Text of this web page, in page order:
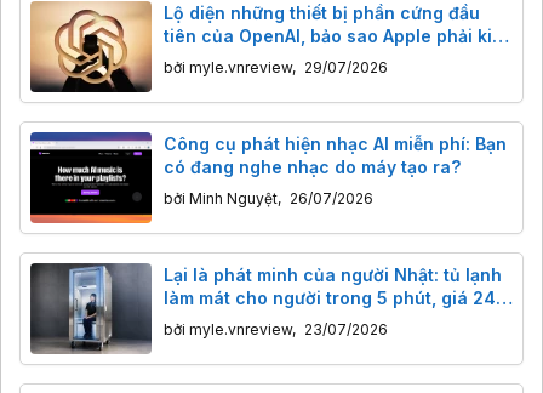
Lộ diện những thiết bị phần cứng đầu
tiên của OpenAI, bảo sao Apple phải kiện
gấp
bởi myle.vnreview, 29/07/2026
Công cụ phát hiện nhạc AI miễn phí: Bạn
có đang nghe nhạc do máy tạo ra?
bởi Minh Nguyệt, 26/07/2026
Lại là phát minh của người Nhật: tủ lạnh
làm mát cho người trong 5 phút, giá 240
triệu đồng
bởi myle.vnreview, 23/07/2026